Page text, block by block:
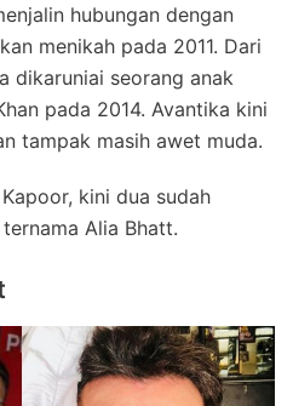
hubungan dengan
menikah pada 2011. Dari
dikaruniai seorang anak
pada 2014. Avantika kini
tampak masih awet muda.
kini dua sudah
Alia Bhatt.